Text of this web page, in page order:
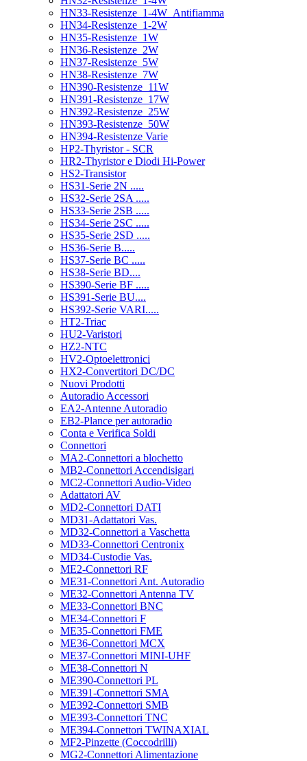
HN33-Resistenze_1-4W_Antifiamma
HN34-Resistenze_1-2W
HN35-Resistenze_1W
HN36-Resistenze_2W
HN37-Resistenze_5W
HN38-Resistenze_7W
HN390-Resistenze_11W
HN391-Resistenze_17W
HN392-Resistenze_25W
HN393-Resistenze_50W
HN394-Resistenze Varie
HP2-Thyristor - SCR
HR2-Thyristor e Diodi Hi-Power
HS2-Transistor
HS31-Serie 2N .....
HS32-Serie 2SA .....
HS33-Serie 2SB .....
HS34-Serie 2SC .....
HS35-Serie 2SD .....
HS36-Serie B.....
HS37-Serie BC .....
HS38-Serie BD....
HS390-Serie BF .....
HS391-Serie BU....
HS392-Serie VARI.....
HT2-Triac
HU2-Varistori
HZ2-NTC
HV2-Optoelettronici
HX2-Convertitori DC/DC
Nuovi Prodotti
Autoradio Accessori
EA2-Antenne Autoradio
EB2-Plance per autoradio
Conta e Verifica Soldi
Connettori
MA2-Connettori a blochetto
MB2-Connettori Accendisigari
MC2-Connettori Audio-Video
Adattatori AV
MD2-Connettori DATI
MD31-Adattatori Vas.
MD32-Connettori a Vaschetta
MD33-Connettori Centronix
MD34-Custodie Vas.
ME2-Connettori RF
ME31-Connettori Ant. Autoradio
ME32-Connettori Antenna TV
ME33-Connettori BNC
ME34-Connettori F
ME35-Connettori FME
ME36-Connettori MCX
ME37-Connettori MINI-UHF
ME38-Connettori N
ME390-Connettori PL
ME391-Connettori SMA
ME392-Connettori SMB
ME393-Connettori TNC
ME394-Connettori TWINAXIAL
MF2-Pinzette (Coccodrilli)
MG2-Connettori Alimentazione